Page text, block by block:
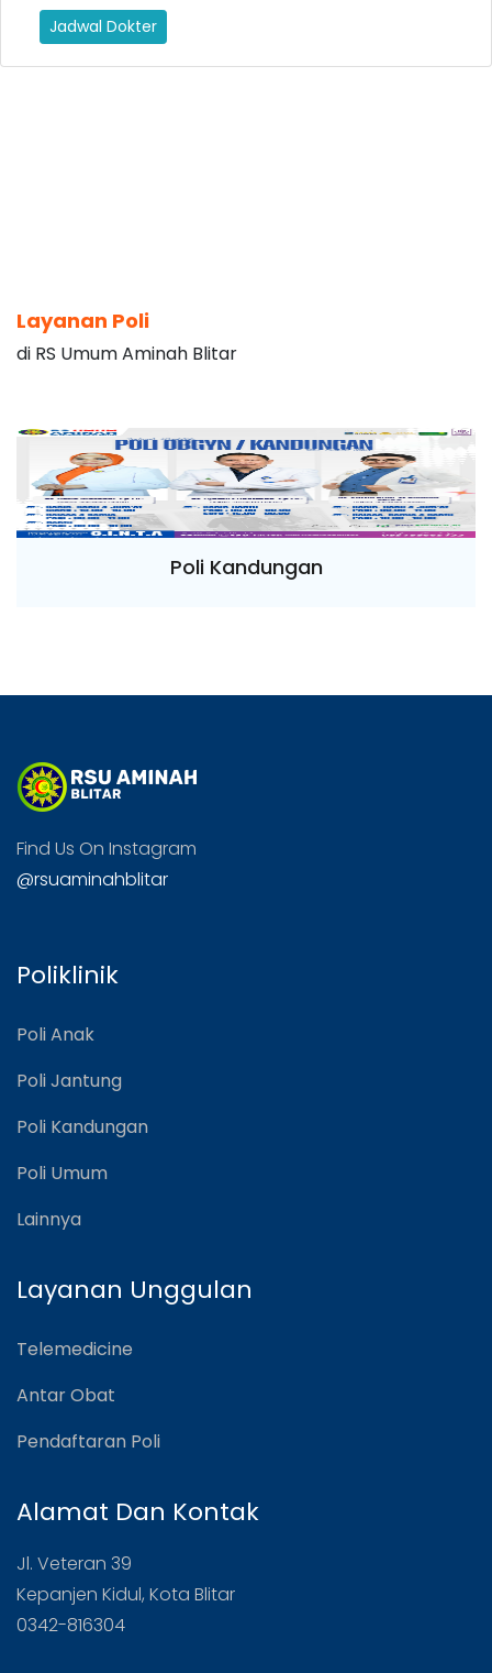
Jadwal Dokter
Layanan Poli
di RS Umum Aminah Blitar
Poli Kandungan
Find Us On Instagram
@rsuaminahblitar
Poliklinik
Poli Anak
Poli Jantung
Poli Kandungan
Poli Umum
Lainnya
Layanan Unggulan
Telemedicine
Antar Obat
Pendaftaran Poli
Alamat Dan Kontak
Jl. Veteran 39
Kepanjen Kidul, Kota Blitar
0342-816304